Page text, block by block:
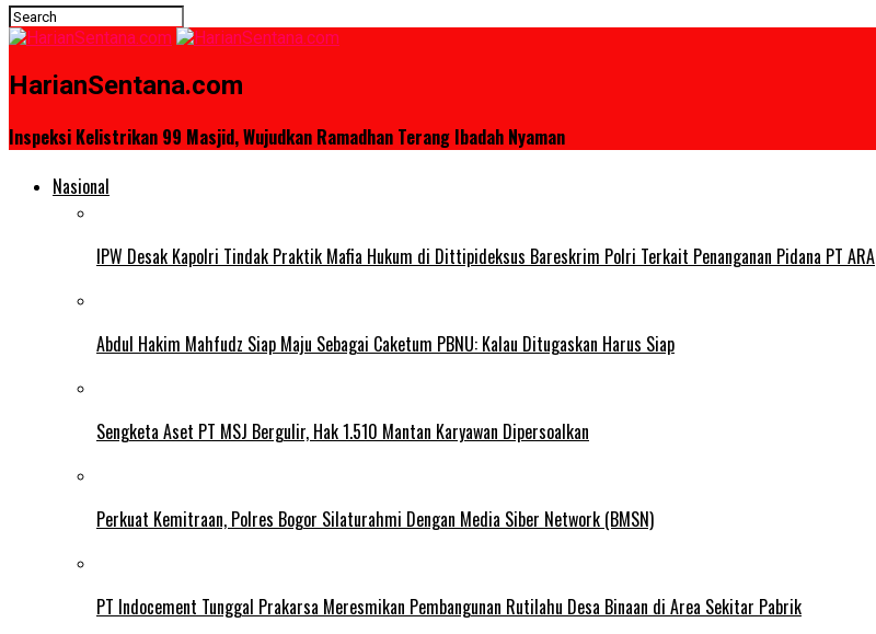
HarianSentana.com
Inspeksi Kelistrikan 99 Masjid, Wujudkan Ramadhan Terang Ibadah Nyaman
Nasional
IPW Desak Kapolri Tindak Praktik Mafia Hukum di Dittipideksus Bareskrim Polri Terkait Penanganan Pidana PT ARA
Abdul Hakim Mahfudz Siap Maju Sebagai Caketum PBNU: Kalau Ditugaskan Harus Siap
Sengketa Aset PT MSJ Bergulir, Hak 1.510 Mantan Karyawan Dipersoalkan
Perkuat Kemitraan, Polres Bogor Silaturahmi Dengan Media Siber Network (BMSN)
PT Indocement Tunggal Prakarsa Meresmikan Pembangunan Rutilahu Desa Binaan di Area Sekitar Pabrik